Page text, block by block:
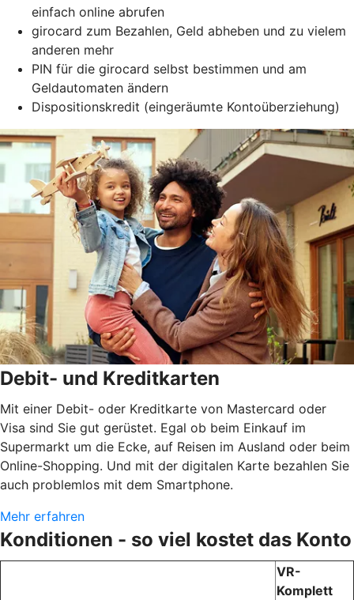
einfach online abrufen
girocard zum Bezahlen, Geld abheben und zu vielem
anderen mehr
PIN für die girocard selbst bestimmen und am
Geldautomaten ändern
Dispositionskredit (eingeräumte Kontoüberziehung)
Debit- und Kreditkarten
Mit einer Debit- oder Kreditkarte von Mastercard oder
Visa sind Sie gut gerüstet. Egal ob beim Einkauf im
Supermarkt um die Ecke, auf Reisen im Ausland oder beim
Online-Shopping. Und mit der digitalen Karte bezahlen Sie
auch problemlos mit dem Smartphone.
Mehr erfahren
Konditionen - so viel kostet das Konto
VR-
Komplett